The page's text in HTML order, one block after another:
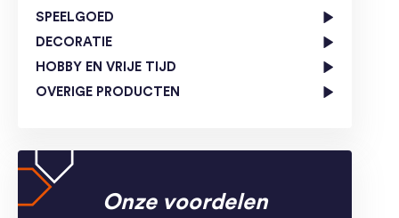
SPEELGOED
DECORATIE
HOBBY EN VRIJE TIJD
OVERIGE PRODUCTEN
Onze voordelen